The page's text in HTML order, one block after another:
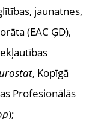
jaunatnes,
(EAC ĢD),
, Kopīgā
Profesionālās
);